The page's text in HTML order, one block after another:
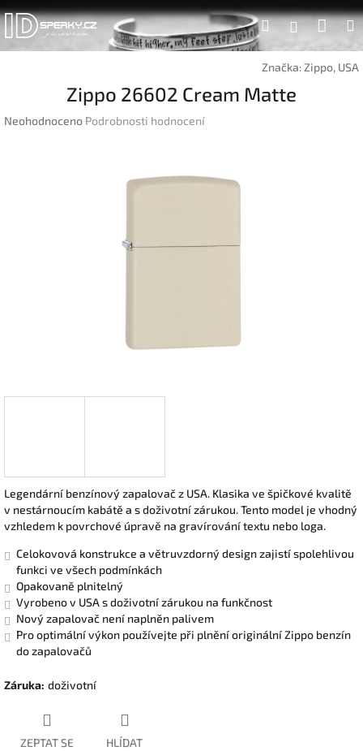
Přejít
na
obsah
Hledat
Značka:Zippo, USA
Zippo 26602 Cream Matte
Průměrné
Neohodnoceno Podrobnosti hodnocení
Legendární benzínový zapalovač z USA. Klasika ve špičkové kvalitě
v nestárnoucím kabátě a s doživotní zárukou. Tento model je vhodný
vzhledem k povrchové úpravě na gravírování textu nebo loga.
Celokovová konstrukce a větruvzdorný design zajistí spolehlivou
funkci ve všech podmínkách
Opakovaně plnitelný
Vyrobeno v USA s doživotní zárukou na funkčnost
Nový zapalovač není naplněn palivem
Pro optimální výkon používejte při plnění originální Zippo benzín
do zapalovačů
Záruka: doživotní
ZEPTAT SE HLÍDAT